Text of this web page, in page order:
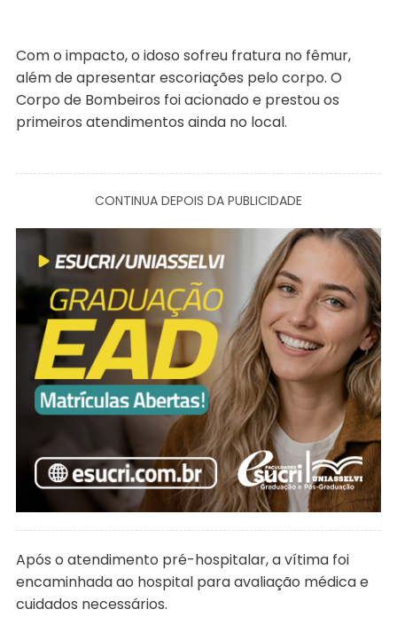
Com o impacto, o idoso sofreu fratura no fêmur,
além de apresentar escoriações pelo corpo. O
Corpo de Bombeiros foi acionado e prestou os
primeiros atendimentos ainda no local.
CONTINUA DEPOIS DA PUBLICIDADE
Após o atendimento pré-hospitalar, a vítima foi
encaminhada ao hospital para avaliação médica e
cuidados necessários.